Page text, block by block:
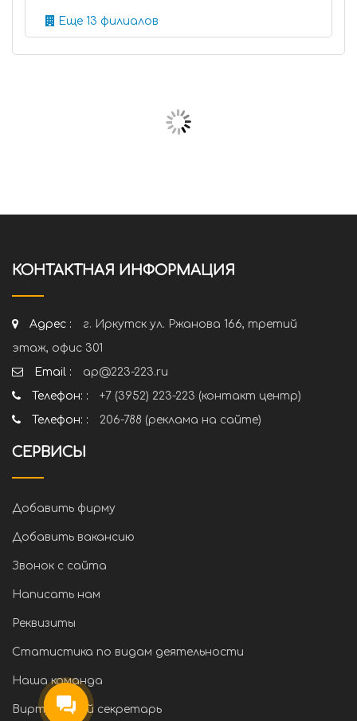
Еще 13 филиалов
КОНТАКТНАЯ ИНФОРМАЦИЯ
Адрес :
г. Иркутск ул. Ржанова 166, третий
этаж, офис 301
Email :
ap@223-223.ru
Телефон: :
+7 (3952) 223-223 (контакт центр)
Телефон: :
206-788 (реклама на сайте)
СЕРВИСЫ
Добавить фирму
Добавить вакансию
Звонок с сайта
Написать нам
Реквизиты
Статистика по видам деятельности
Наша команда
Виртуальный секретарь